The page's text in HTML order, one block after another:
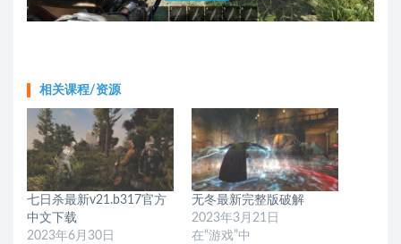
相关课程/资源
七日杀最新v21.b317官方
中文下载
2023年6月30日
无冬最新完整版破解
2023年3月21日
在“游戏”中